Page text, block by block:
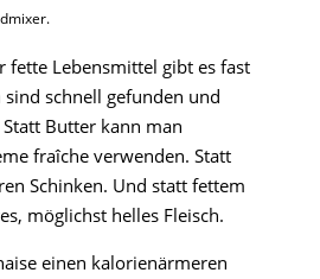
fette Lebensmittel gibt es fast
schnell gefunden und
Butter kann man
fraîche verwenden. Statt
Schinken. Und statt fettem
möglichst helles Fleisch.
einen kalorienärmeren